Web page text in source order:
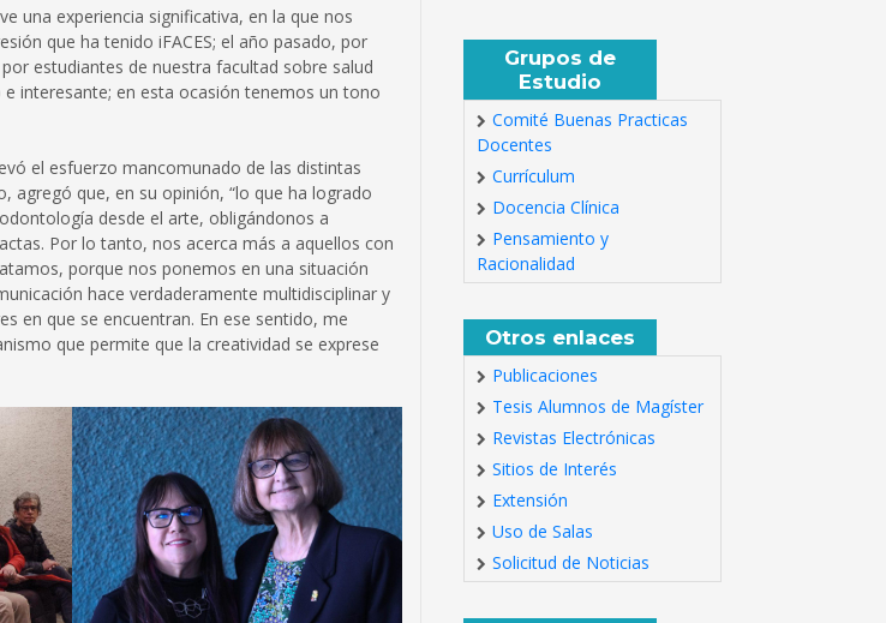
una experiencia significativa, en la que nos
que ha tenido iFACES; el año pasado, por
estudiantes de nuestra facultad sobre salud
interesante; en esta ocasión tenemos un tono
el esfuerzo mancomunado de las distintas
agregó que, en su opinión, “lo que ha logrado
desde el arte, obligándonos a
Por lo tanto, nos acerca más a aquellos con
porque nos ponemos en una situación
hace verdaderamente multidisciplinar y
en que se encuentran. En ese sentido, me
que permite que la creatividad se exprese
Grupos de
Estudio
Comité Buenas Practicas
Docentes
Currículum
Docencia Clínica
Pensamiento y
Racionalidad
Otros enlaces
Publicaciones
Tesis Alumnos de Magíster
Revistas Electrónicas
Sitios de Interés
Extensión
Uso de Salas
Solicitud de Noticias